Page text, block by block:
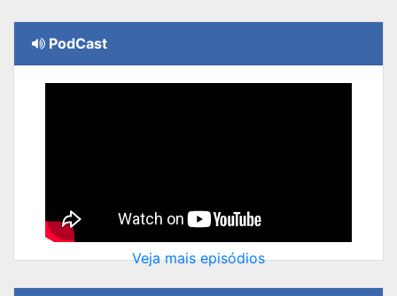
PodCast
Veja mais episódios